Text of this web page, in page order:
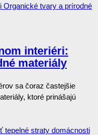
interiéri:
materiály
sa čoraz častejšie
ktoré prinášajú